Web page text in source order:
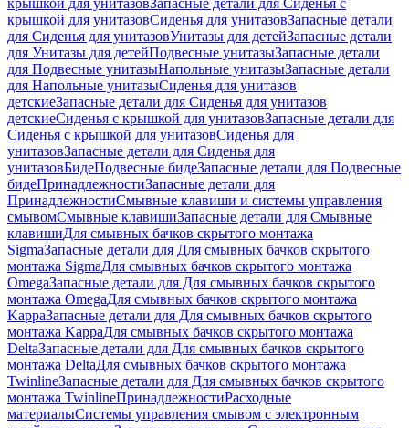
крышкой для унитазовЗапасные детали для Сиденья с
крышкой для унитазовСиденья для унитазовЗапасные детали
для Сиденья для унитазовУнитазы для детейЗапасные детали
для Унитазы для детейПодвесные унитазыЗапасные детали
для Подвесные унитазыНапольные унитазыЗапасные детали
для Напольные унитазыСиденья для унитазов
детскиеЗапасные детали для Сиденья для унитазов
детскиеСиденья с крышкой для унитазовЗапасные детали для
Сиденья с крышкой для унитазовСиденья для
унитазовЗапасные детали для Сиденья для
унитазовБидеПодвесные бидеЗапасные детали для Подвесные
бидеПринадлежностиЗапасные детали для
ПринадлежностиСмывные клавиши и системы управления
смывомСмывные клавишиЗапасные детали для Смывные
клавишиДля смывных бачков скрытого монтажа
SigmaЗапасные детали для Для смывных бачков скрытого
монтажа SigmaДля смывных бачков скрытого монтажа
OmegaЗапасные детали для Для смывных бачков скрытого
монтажа OmegaДля смывных бачков скрытого монтажа
KappaЗапасные детали для Для смывных бачков скрытого
монтажа KappaДля смывных бачков скрытого монтажа
DeltaЗапасные детали для Для смывных бачков скрытого
монтажа DeltaДля смывных бачков скрытого монтажа
TwinlineЗапасные детали для Для смывных бачков скрытого
монтажа TwinlineПринадлежностиРасходные
материалыСистемы управления смывом с электронным